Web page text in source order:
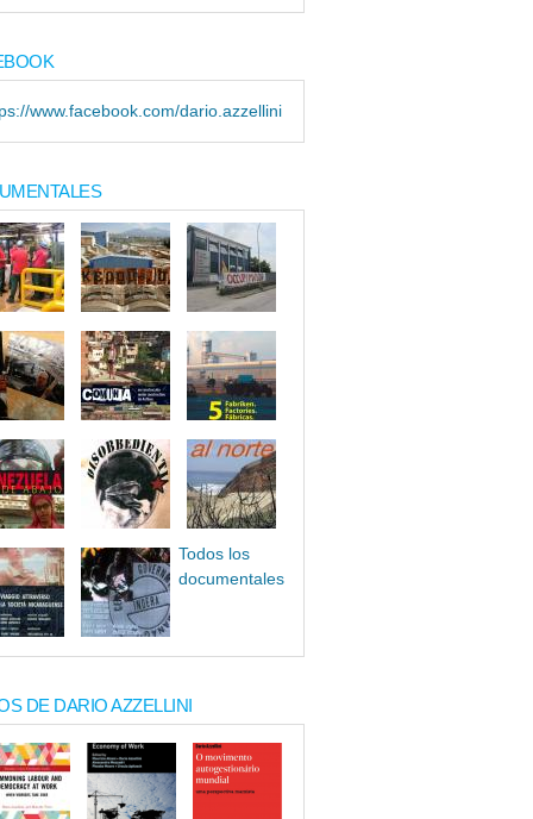
www.facebook.com/dario.azzellini
Todos los
documentales
DE DARIO AZZELLINI